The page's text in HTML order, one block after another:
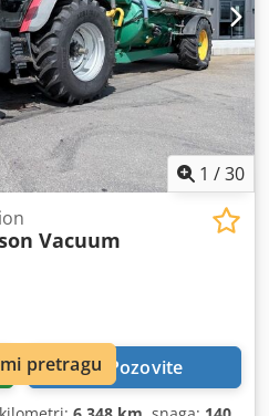
1 /30
Vacuum
Pozovite
pretragu